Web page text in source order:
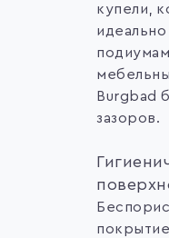
купели,
Burgbad
зазоров.